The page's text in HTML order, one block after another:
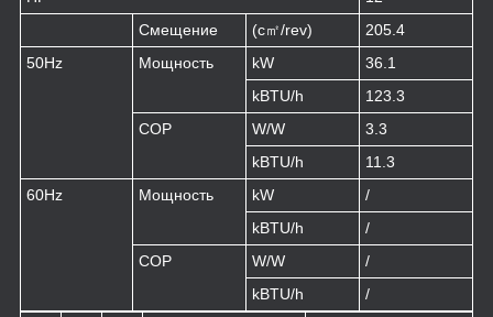
Смещение
(c㎡/rev)
205.4
50Hz
Мощность kW
36.1
kBTU/h
123.3
COP
W/W
3.3
kBTU/h
11.3
60Hz
Мощность kW
/
kBTU/h
/
COP
W/W
/
kBTU/h
/